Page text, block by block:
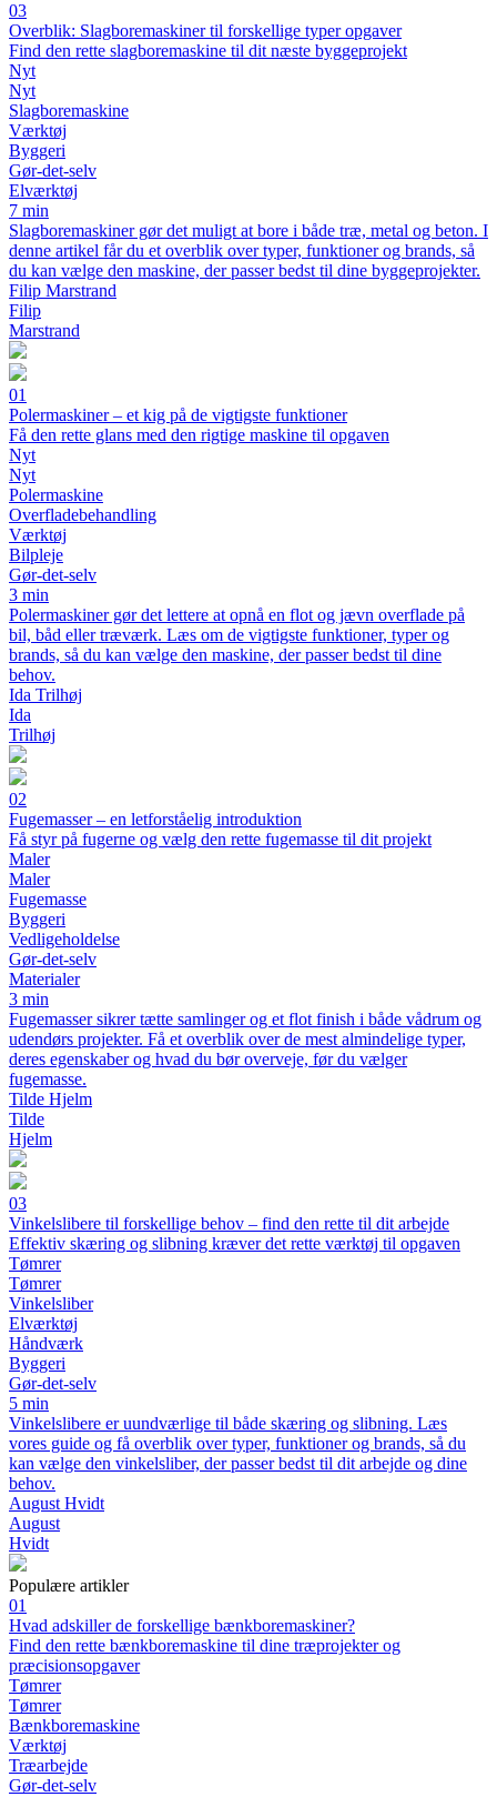
03
Overblik: Slagboremaskiner til forskellige typer opgaver
Find den rette slagboremaskine til dit næste byggeprojekt
Nyt
Nyt
Slagboremaskine
Værktøj
Byggeri
Gør-det-selv
Elværktøj
7 min
Slagboremaskiner gør det muligt at bore i både træ, metal og beton. I
denne artikel får du et overblik over typer, funktioner og brands, så
du kan vælge den maskine, der passer bedst til dine byggeprojekter.
Filip Marstrand
Filip
Marstrand
01
Polermaskiner – et kig på de vigtigste funktioner
Få den rette glans med den rigtige maskine til opgaven
Nyt
Nyt
Polermaskine
Overfladebehandling
Værktøj
Bilpleje
Gør-det-selv
3 min
Polermaskiner gør det lettere at opnå en flot og jævn overflade på
bil, båd eller træværk. Læs om de vigtigste funktioner, typer og
brands, så du kan vælge den maskine, der passer bedst til dine
behov.
Ida Trilhøj
Ida
Trilhøj
02
Fugemasser – en letforståelig introduktion
Få styr på fugerne og vælg den rette fugemasse til dit projekt
Maler
Maler
Fugemasse
Byggeri
Vedligeholdelse
Gør-det-selv
Materialer
3 min
Fugemasser sikrer tætte samlinger og et flot finish i både vådrum og
udendørs projekter. Få et overblik over de mest almindelige typer,
deres egenskaber og hvad du bør overveje, før du vælger
fugemasse.
Tilde Hjelm
Tilde
Hjelm
03
Vinkelslibere til forskellige behov – find den rette til dit arbejde
Effektiv skæring og slibning kræver det rette værktøj til opgaven
Tømrer
Tømrer
Vinkelsliber
Elværktøj
Håndværk
Byggeri
Gør-det-selv
5 min
Vinkelslibere er uundværlige til både skæring og slibning. Læs
vores guide og få overblik over typer, funktioner og brands, så du
kan vælge den vinkelsliber, der passer bedst til dit arbejde og dine
behov.
August Hvidt
August
Hvidt
Populære artikler
01
Hvad adskiller de forskellige bænkboremaskiner?
Find den rette bænkboremaskine til dine træprojekter og
præcisionsopgaver
Tømrer
Tømrer
Bænkboremaskine
Værktøj
Træarbejde
Gør-det-selv